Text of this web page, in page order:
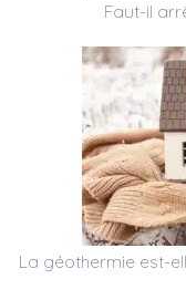
Faut-il
La géothermie est-